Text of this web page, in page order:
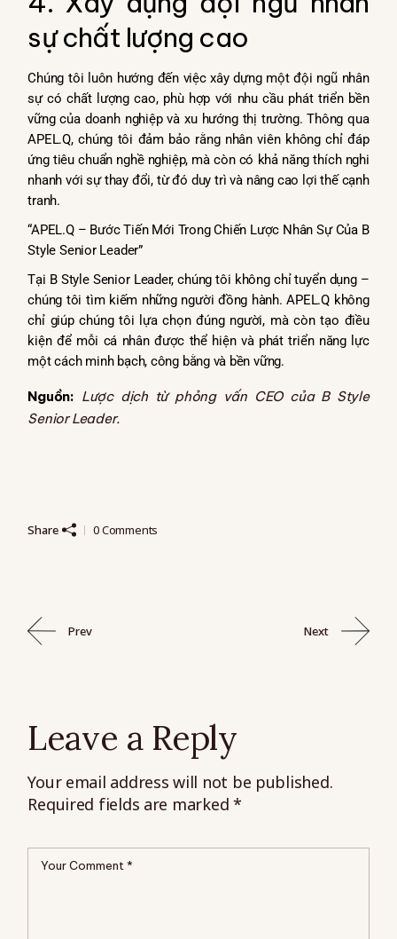
sự chất lượng cao
Chúng tôi luôn hướng đến việc xây dựng một đội ngũ nhân
sự có chất lượng cao, phù hợp với nhu cầu phát triển bền
vững của doanh nghiệp và xu hướng thị trường. Thông qua
APEL.Q, chúng tôi đảm bảo rằng nhân viên không chỉ đáp
ứng tiêu chuẩn nghề nghiệp, mà còn có khả năng thích nghi
nhanh với sự thay đổi, từ đó duy trì và nâng cao lợi thế cạnh
tranh.
“APEL.Q – Bước Tiến Mới Trong Chiến Lược Nhân Sự Của B
Style Senior Leader”
Tại B Style Senior Leader, chúng tôi không chỉ tuyển dụng –
chúng tôi tìm kiếm những người đồng hành. APEL.Q không
chỉ giúp chúng tôi lựa chọn đúng người, mà còn tạo điều
kiện để mỗi cá nhân được thể hiện và phát triển năng lực
một cách minh bạch, công bằng và bền vững.
Nguồn: Lược dịch từ phỏng vấn CEO của B Style
Senior Leader.
Share 0 Comments
Prev Next
Leave a Reply
Your email address will not be published.
Required fields are marked*